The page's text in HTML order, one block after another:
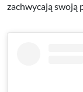
zachwycają swoją